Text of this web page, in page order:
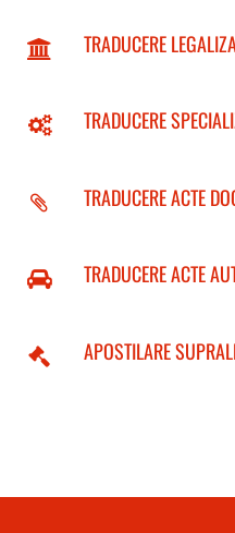
TRADUCERE
TRADUCERE
TRADUCERE ACTE
TRADUCERE ACTE
APOSTILARE